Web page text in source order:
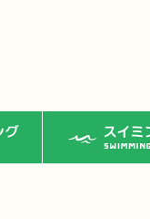
スイミング